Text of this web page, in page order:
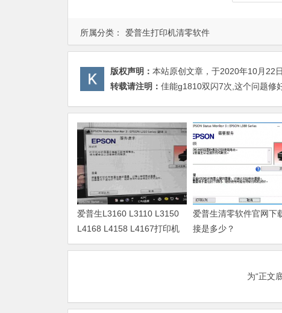
所属分类： 爱普生打印机清零软件
版权声明： 本站原创文章，于2020年10月22日
转载请注明： 佳能g1810双闪7次,这个问题修
爱普生L3160 L3110 L3150
L4168 L4158 L4167打印机
废墨清零软件
爱普生清零软件官网下
接是多少？
为“正文